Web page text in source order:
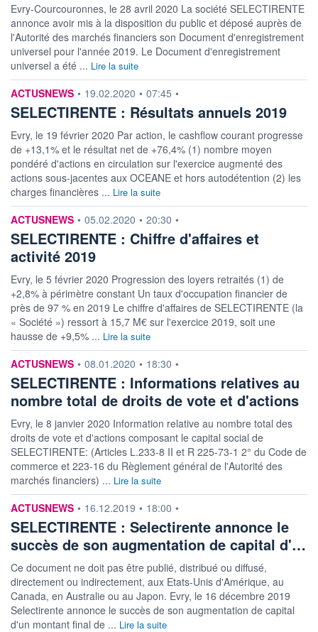
Evry-Courcouronnes, le 28 avril 2020 La société SELECTIRENTE
annonce avoir mis à la disposition du public et déposé auprès de
l'Autorité des marchés financiers son Document d'enregistrement
universel pour l'année 2019. Le Document d'enregistrement
universel a été ... Lire la suite
information fournie par
ACTUSNEWS • 19.02.2020 • 07:45 •
SELECTIRENTE : Résultats annuels 2019
Evry, le 19 février 2020 Par action, le cashflow courant progresse
de +13,1% et le résultat net de +76,4% (1) nombre moyen
pondéré d'actions en circulation sur l'exercice augmenté des
actions sous-jacentes aux OCEANE et hors autodétention (2) les
charges financières ... Lire la suite
information fournie par
ACTUSNEWS • 05.02.2020 • 20:30 •
SELECTIRENTE : Chiffre d'affaires et
activité 2019
Evry, le 5 février 2020 Progression des loyers retraités (1) de
+2,8% à périmètre constant Un taux d'occupation financier de
près de 97 % en 2019 Le chiffre d'affaires de SELECTIRENTE (la
« Société ») ressort à 15,7 M€ sur l'exercice 2019, soit une
hausse de +9,5% ... Lire la suite
information fournie par
ACTUSNEWS • 08.01.2020 • 18:30 •
SELECTIRENTE : Informations relatives au
nombre total de droits de vote et d'actions
Evry, le 8 janvier 2020 Information relative au nombre total des
droits de vote et d'actions composant le capital social de
SELECTIRENTE: (Articles L.233-8 II et R 225-73-1 2° du Code de
commerce et 223-16 du Règlement général de l'Autorité des
marchés financiers) ... Lire la suite
information fournie par
ACTUSNEWS • 16.12.2019 • 18:00 •
SELECTIRENTE : Selectirente annonce le
succès de son augmentation de capital d'…
Ce document ne doit pas être publié, distribué ou diffusé,
directement ou indirectement, aux Etats-Unis d'Amérique, au
Canada, en Australie ou au Japon. Evry, le 16 décembre 2019
Selectirente annonce le succès de son augmentation de capital
d'un montant final de ... Lire la suite